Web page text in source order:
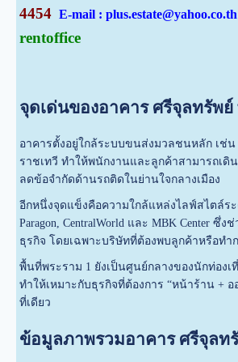
4454 E-mail : plus.estate@yahoo.co.th
rentoffice
จุดเด่นของอาคาร ศรีจุลทรัพย์
อาคารตั้งอยู่ใกล้ระบบขนส่งมวลชนหลัก เช่น
ราชเทวี ทำให้พนักงานและลูกค้าสามารถเดิ
ลดข้อจำกัดด้านรถติดในย่านใจกลางเมือง
อีกหนึ่งจุดแข็งคือความใกล้แหล่งไลฟ์สไตล์ร
Paragon,CentralWorld และMBK Center ซึ่งช่
ธุรกิจ โดยเฉพาะบริษัทที่ต้องพบลูกค้าหรือทำ
พื้นที่พระราม 1 ยังเป็นศูนย์กลางของนักท่อง
ทำให้เหมาะกับธุรกิจที่ต้องการ “หน้าร้าน + อ
ที่เดียว
ข้อมูลภาพรวมอาคาร ศรีจุลท